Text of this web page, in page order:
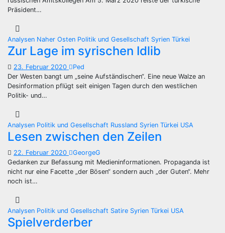
Präsident…
Analysen Naher Osten Politik und Gesellschaft Syrien Türkei
Zur Lage im syrischen Idlib
23. Februar 2020
Ped
Der Westen bangt um „seine Aufständischen“. Eine neue Walze an
Desinformation pflügt seit einigen Tagen durch den westlichen
Politik- und…
Analysen Politik und Gesellschaft Russland Syrien Türkei USA
Lesen zwischen den Zeilen
22. Februar 2020
GeorgeG
Gedanken zur Befassung mit Medieninformationen. Propaganda ist
nicht nur eine Facette „der Bösen“ sondern auch „der Guten“. Mehr
noch ist…
Analysen Politik und Gesellschaft Satire Syrien Türkei USA
Spielverderber